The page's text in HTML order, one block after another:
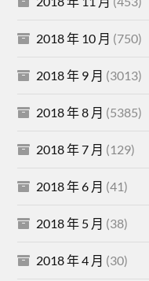
2018 年 10 月 (750)
2018 年 9 月 (3013)
2018 年 8 月 (5385)
2018 年 7 月 (129)
2018 年 6 月 (41)
2018 年 5 月 (38)
2018 年 4 月 (30)